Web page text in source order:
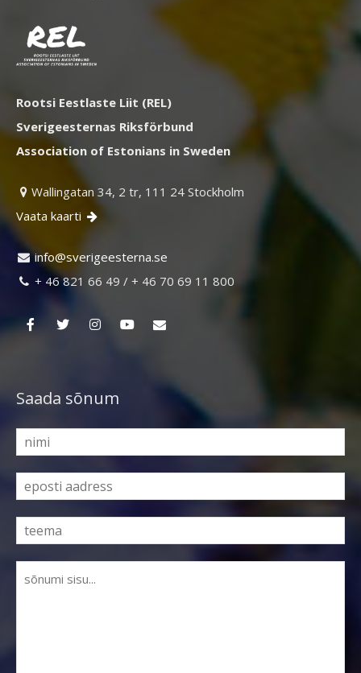
Rootsi Eestlaste Liit (REL)
Sverigeesternas Riksförbund
Association of Estonians in Sweden
 Wallingatan 34, 2 tr, 111 24 Stockholm
Vaata kaarti 
 es.an
retse
egire
vs@of
ni
 + 46 821 66 49 / + 46 70 69 11 800
Saada sõnum